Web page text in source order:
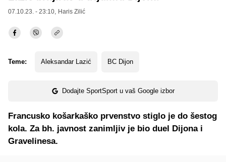
07.10.23. - 23:10, Haris Zilić
Teme: Aleksandar Lazić BC Dijon
Dodajte SportSport u vaš Google izbor
Francusko košarkaško prvenstvo stiglo je do šestog
kola. Za bh. javnost zanimljiv je bio duel Dijona i
Gravelinesa.